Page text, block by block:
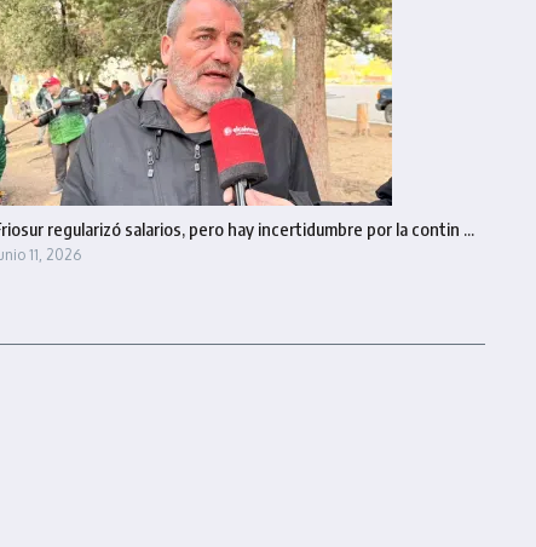
regularizó salarios, pero hay incertidumbre por la contin ...
11, 2026